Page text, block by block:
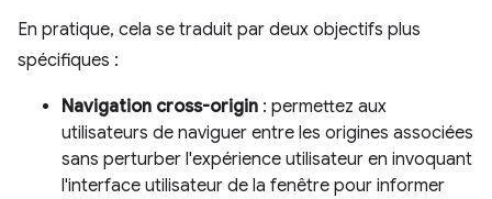
En pratique, cela se traduit par deux objectifs plus
spécifiques :
Navigation cross-origin : permettez aux
utilisateurs de naviguer entre les origines associées
sans perturber l'expérience utilisateur en invoquant
l'interface utilisateur de la fenêtre pour informer